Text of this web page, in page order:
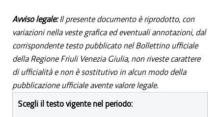
Avviso legale:Il presente documento è riprodotto, con
variazioni nella veste grafica ed eventuali annotazioni, dal
corrispondente testo pubblicato nel Bollettino ufficiale
della Regione Friuli Venezia Giulia, non riveste carattere
di ufficialità e non è sostitutivo in alcun modo della
pubblicazione ufficiale avente valore legale.
Scegli il testo vigente nel periodo: